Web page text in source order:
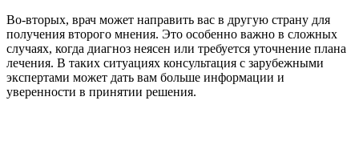
Во-вторых, врач может направить вас в другую страну для
получения второго мнения. Это особенно важно в сложных
случаях, когда диагноз неясен или требуется уточнение плана
лечения. В таких ситуациях консультация с зарубежными
экспертами может дать вам больше информации и
уверенности в принятии решения.